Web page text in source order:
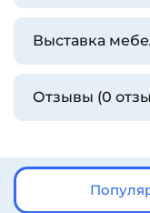
Выставка
Отзывы (0